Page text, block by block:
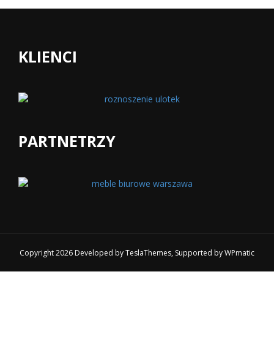
KLIENCI
PARTNETRZY
Copyright 2026 Developed byTeslaThemes, Supported byWPmatic